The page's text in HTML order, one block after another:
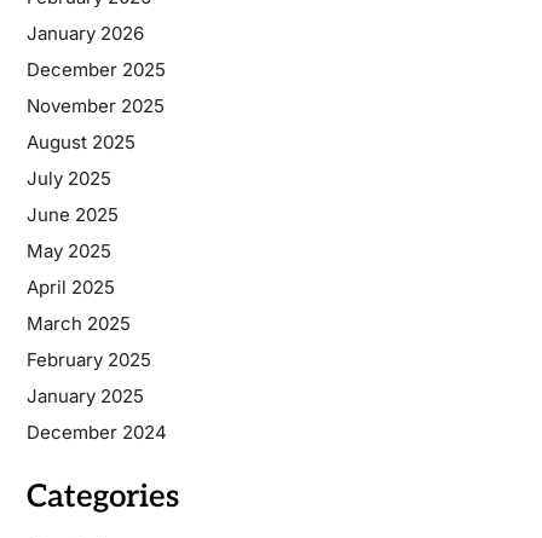
January 2026
December 2025
November 2025
August 2025
July 2025
June 2025
May 2025
April 2025
March 2025
February 2025
January 2025
December 2024
Categories